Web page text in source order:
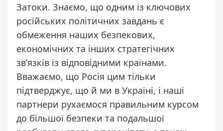
Затоки. Знаємо, що одним із ключових
російських політичних завдань є
обмеження наших безпекових,
економічних та інших стратегічних
зв’язків із відповідними країнами.
Вважаємо, що Росія цим тільки
підтверджує, що й ми в Україні, і наші
партнери рухаємося правильним курсом
до більшої безпеки та подальшої